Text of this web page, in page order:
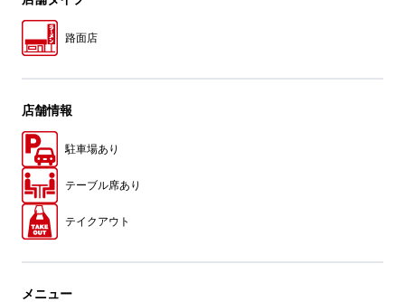
路面店
店舗情報
駐車場あり
テーブル席あり
テイクアウト
メニュー